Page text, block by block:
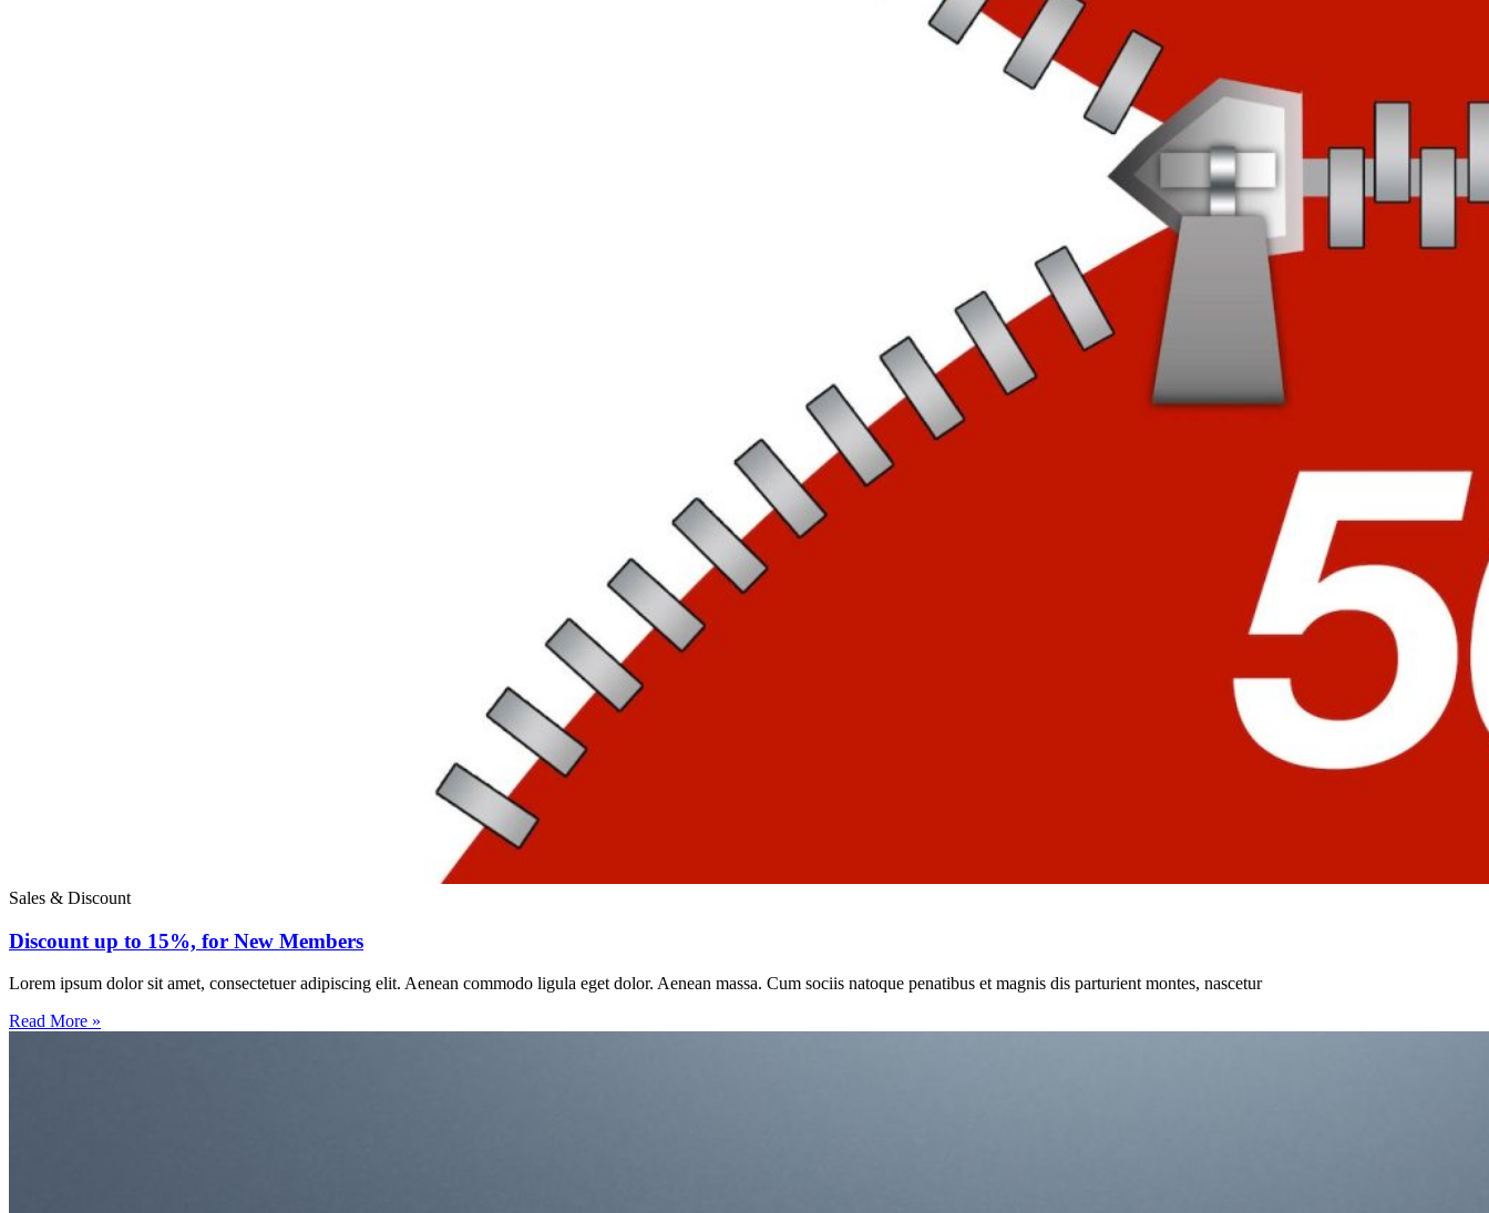
Sales & Discount
Discount up to 15%, for New Members
Lorem ipsum dolor sit amet, consectetuer adipiscing elit. Aenean commodo ligula eget dolor. Aenean massa. Cum sociis natoque penatibus et magnis dis parturient montes, nascetur
Read More »